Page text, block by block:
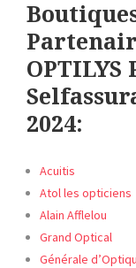
2024:
Acuitis
Atol les opticiens
Alain Afflelou
Grand Optical
Générale